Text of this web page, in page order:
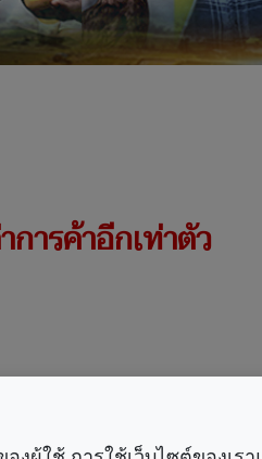
ารค้าอีกเท่าตัว
มีผลบังคับใช้5พ.ย.นี้